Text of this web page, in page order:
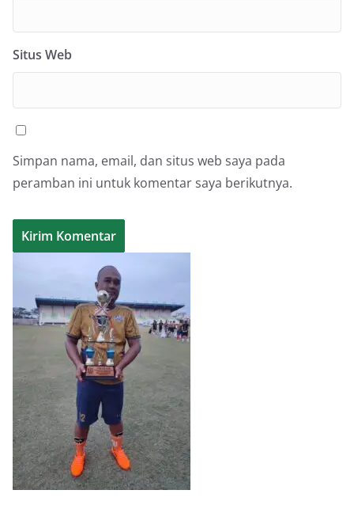
Situs Web
Simpan nama, email, dan situs web saya pada
peramban ini untuk komentar saya berikutnya.